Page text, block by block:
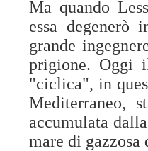
Ma quando
essa degenerò
grande
prigione. Oggi
"ciclica", in
Mediterraneo,
accumulata
mare di